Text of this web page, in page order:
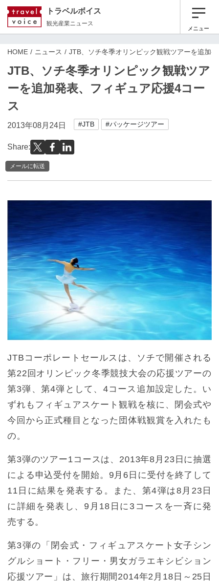
トラベルボイス
観光産業ニュース
メニュー
HOME ニュース JTB、ソチ冬季オリンピック観戦ツアーを追加
JTB、ソチ冬季オリンピック観戦ツア
ーを追加発表、フィギュア応援4コー
ス
2013年08月24日 #JTB #パッケージツアー
Share:
メールに転送
JTBコーポレートセールスは、ソチで開催される
第22回オリンピック冬季競技大会の応援ツアーの
第3弾、第4弾として、4コース追加設定した。い
ずれもフィギュアスケート観戦を核に、閉会式や
今回から正式種目となった団体戦観賞を入れたも
の。
第3弾のツアー1コースは、2013年8月23日に抽選
による申込受付を開始。9月6日に受付を終了して
11日に結果を発表する。また、第4弾は8月23日
に詳細を発表し、9月18日に3コースを一斉に発
売する。
第3弾の「閉会式・フィギュアスケート女子シン
グルショート・フリー・男女ガラエキシビション
応援ツアー」は、旅行期間2014年2月18日～25日